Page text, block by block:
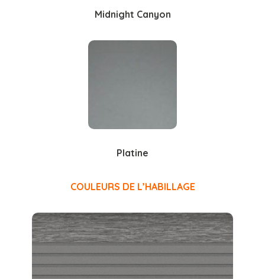
Midnight Canyon
Platine
COULEURS DE L’HABILLAGE